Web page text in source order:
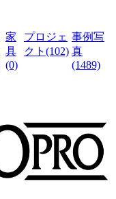
家
具
(0)
プロジェ
クト(102)
事例写
真
(1489)